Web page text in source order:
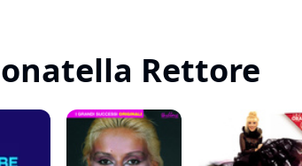
Rettore